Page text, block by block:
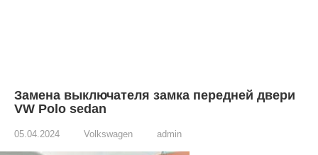
Замена выключателя замка передней двери
VW Polo sedan
05.04.2024 Volkswagen admin